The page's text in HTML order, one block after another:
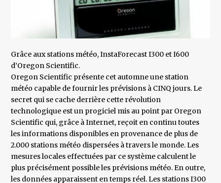
Grâce aux stations météo, InstaForecast I300 et I600
d’Oregon Scientific.
Oregon Scientific présente cet automne une station
météo capable de fournir les prévisions à CINQ jours. Le
secret qui se cache derrière cette révolution
technologique est un progiciel mis au point par Oregon
Scientific qui, grâce à Internet, reçoit en continu toutes
les informations disponibles en provenance de plus de
2.000 stations météo dispersées à travers le monde. Les
mesures locales effectuées par ce système calculent le
plus précisément possible les prévisions météo. En outre,
les données apparaissent en temps réel. Les stations I300